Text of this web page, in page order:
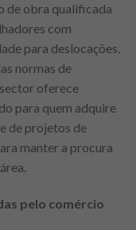
de obra qualificada
com
para deslocações.
normas de
oferece
para quem adquire
de projetos de
manter a procura
pelo comércio